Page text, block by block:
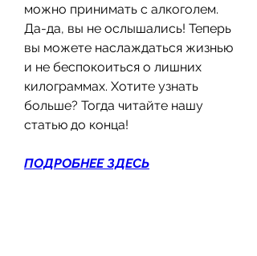
можно принимать с алкоголем.
Да-да, вы не ослышались! Теперь
вы можете наслаждаться жизнью
и не беспокоиться о лишних
килограммах. Хотите узнать
больше? Тогда читайте нашу
статью до конца!
ПОДРОБНЕЕ ЗДЕСЬ